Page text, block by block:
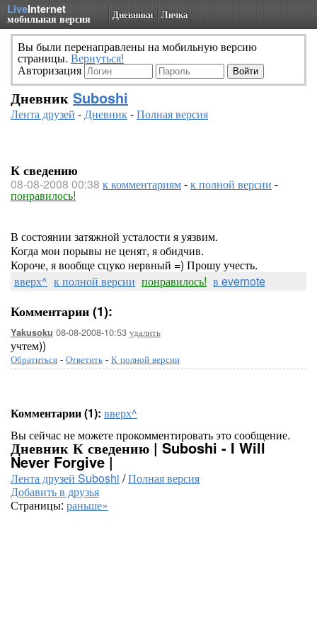
LiveInternet
мобильная версия Дневники Личка
Вы были перенаправлены на мобильную версию
страницы. Вернуться!
Авторизация
Дневник Suboshi
Лента друзей -Дневник-Полная версия
К сведению
08-08-2008 00:38 к комментариям-к полной версии -
понравилось!
В состоянии затяжной усталости я уязвим.
Когда мои порывы не ценят, я обидчив.
Короче, я вообще сцуко нервный =) Прошу учесть.
вверх^ к полной версии понравилось! в evernote
Комментарии (1):
Yakusoku 08-08-2008-10:53 удалить
учтем))
Обратиться - Ответить - К полной версии
Комментарии (1): вверх^
Вы сейчас не можете прокомментировать это сообщение.
Дневник К сведению | Suboshi - I Will
Never Forgive |
Лента друзей Suboshi /Полная версия
Добавить в друзья
Страницы: раньше»